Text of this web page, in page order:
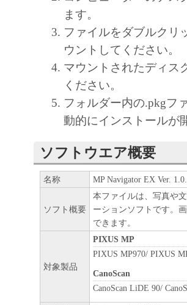
ます。
ファイルをダブルクリ
ウントしてください。
マウントされたディス
ください。
フォルダー内の.pkgフ
動的にインストールが
ソフトウエア概要
名称 MP Navigator EX Ver.
ソフト概要
本ファイルは、写真や
ーションソフトです。
できます。
対象製品
PIXUS MP
PIXUS MP970/ PIXUS
CanoScan
CanoScan LiDE 90/